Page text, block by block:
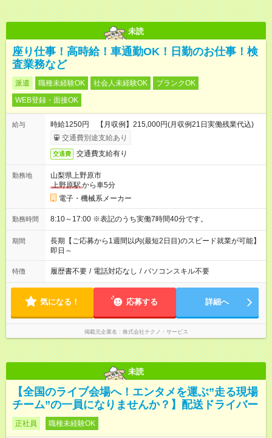
未読
座り仕事！高時給！車通勤OK！日勤のお仕事！検
査業務など
派遣 職種未経験OK 社会人未経験OK
ブランクOK
WEB登録・面接OK
給与
時給1250円 【月収例】215,000円(月収例21日実働残業代込)
交通費別途支給あり
交通費 交通費支給有り
勤務地
山梨県上野原市
上野原駅から車5分
電子・機械系メーカー
勤務時間 8:10～17:00 ※表記のうち実働7時間40分です。
期間
長期【ご応募から1週間以内(最短2日目)のスピード就業が可能】
即日～
特徴 履歴書不要 / 電話対応なし / パソコンスキル不要
気になる！ 応募する 詳細へ
掲載元企業名 株式会社テクノ・サービス
未読
【全国のライブ会場へ！エンタメを運ぶ”走る現場
チーム”の一員になりませんか？】配送ドライバー
正社員 職種未経験OK